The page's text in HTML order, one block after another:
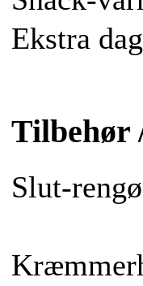
Ekstra dag
Tilbehør
Slut-